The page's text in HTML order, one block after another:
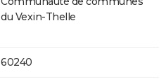
du Vexin-Thelle
60240